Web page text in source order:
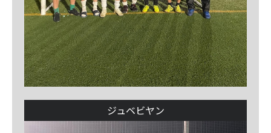
ジュベビヤン